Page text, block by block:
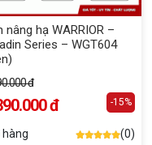
nâng hạ WARRIOR –
Series – WGT604
đ
đ -15%
hàng (0)